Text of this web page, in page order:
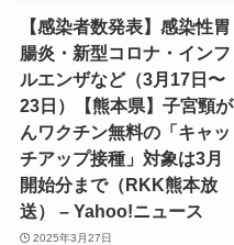
【感染者数発表】感染性胃
腸炎・新型コロナ・インフ
ルエンザなど（3月17日〜
23日）【熊本県】子宮頸が
んワクチン無料の「キャッ
チアップ接種」対象は3月
開始分まで（RKK熊本放
送） – Yahoo!ニュース
2025年3月27日